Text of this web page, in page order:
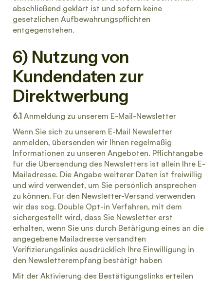
abschließend geklärt ist und sofern keine
gesetzlichen Aufbewahrungspflichten
entgegenstehen.
6) Nutzung von
Kundendaten zur
Direktwerbung
6.1 Anmeldung zu unserem E-Mail-Newsletter
Wenn Sie sich zu unserem E-Mail Newsletter
anmelden, übersenden wir Ihnen regelmäßig
Informationen zu unseren Angeboten. Pflichtangabe
für die Übersendung des Newsletters ist allein Ihre E-
Mailadresse. Die Angabe weiterer Daten ist freiwillig
und wird verwendet, um Sie persönlich ansprechen
zu können. Für den Newsletter-Versand verwenden
wir das sog. Double Opt-in Verfahren, mit dem
sichergestellt wird, dass Sie Newsletter erst
erhalten, wenn Sie uns durch Betätigung eines an die
angegebene Mailadresse versandten
Verifizierungslinks ausdrücklich Ihre Einwilligung in
den Newsletterempfang bestätigt haben
Mit der Aktivierung des Bestätigungslinks erteilen